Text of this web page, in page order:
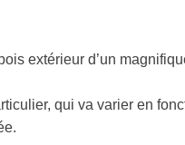
extérieur d’un
qui va varier en